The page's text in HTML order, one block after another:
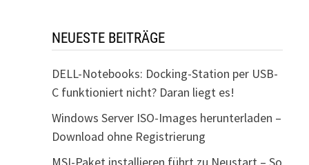
NEUESTE BEITRÄGE
DELL-Notebooks: Docking-Station per USB-
C funktioniert nicht? Daran liegt es!
Windows Server ISO-Images herunterladen –
Download ohne Registrierung